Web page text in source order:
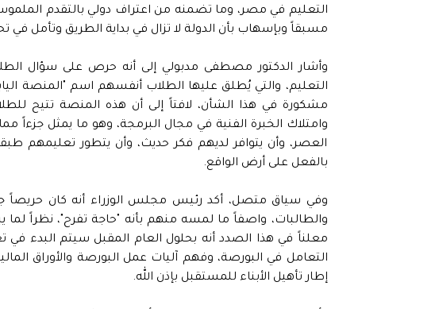
التعليم في مصر، وما تضمنه من اعتراف دولي بالتقدم
مسبقاً وبإسهاب بأن الدولة لا تزال في بداية الطريق وتأمل في
وأشار الدكتور مصطفى مدبولي إلى أنه حرص على سؤال
التعليم، والتي يُطلق عليها الطلاب أنفسهم اسم "المنصة
وامتلاك الخبرة الفنية في مجال البرمجة، وهو ما يمثل جزءاً
العصر، وأن يتوافر لديهم فكر حديث، وأن يتطور تعليمهم
بالفعل على أرض الواقع.
وفي سياق متصل، أكد رئيس مجلس الوزراء أنه كان حريصاً
والطالبات، واصفاً ما لمسه منهم بأنه "حاجة تفرح"، نظراً
معلناً في هذا الصدد أنه بحلول العام المقبل سيتم البدء في
التعامل في البورصة، وفهم آليات عمل البورصة والأوراق
إطار تأهيل الأبناء للمستقبل بإذن الله.